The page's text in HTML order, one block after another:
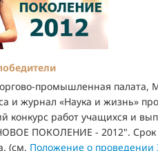
промышленная палата,
и журнал «Наука и жизнь»
конкурс работ учащихся и
ПОКОЛЕНИЕ - 2012". Срок
(см. Положение о проведении